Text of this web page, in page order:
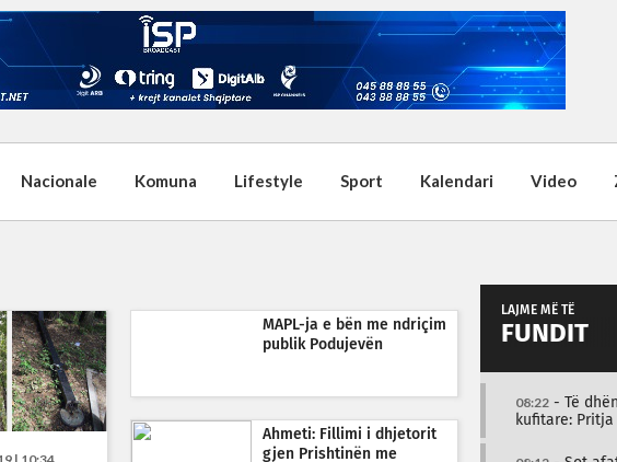
Nacionale Komuna Lifestyle Sport Kalendari Video
MAPL-ja e bën me ndriçim
publik Podujevën
Ahmeti: Fillimi i dhjetorit
gjen Prishtinën me
LAJME MË TË
FUNDIT
08:22 - Të
kufitare: